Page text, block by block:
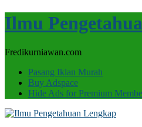
Ilmu
Fredikurniawan.com
Pasang Iklan Murah
Buy Adspace
Hide Ads for Premium